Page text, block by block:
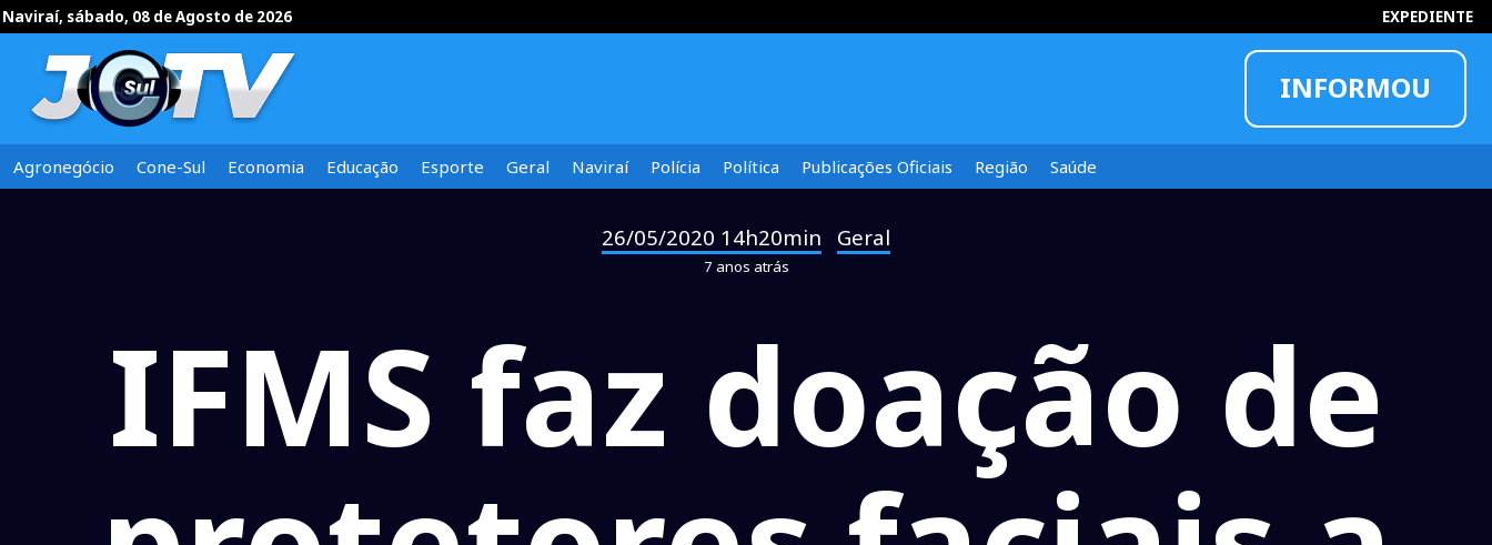
Naviraí, sábado, 08 de Agosto de 2026 EXPEDIENTE
INFORMOU
Agronegócio Cone-Sul Economia Educação Esporte Geral Naviraí Polícia Política Publicações Oficiais Região Saúde
26/05/2020 14h20min Geral
7 anos atrás
IFMS faz doação de